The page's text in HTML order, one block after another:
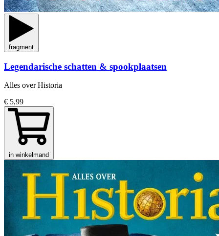
fragment
Legendarische schatten & spookplaatsen
Alles over Historia
€ 5,99
in winkelmand